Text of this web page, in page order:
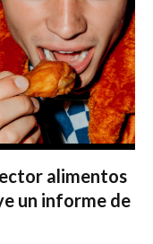
alimentos
un informe de